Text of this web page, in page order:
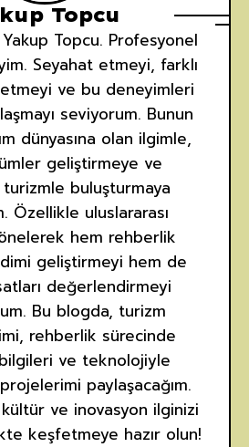
Topcu
Topcu. Profesyonel
Seyahat etmeyi, farklı
ve bu deneyimleri
seviyorum. Bunun
dünyasına olan ilgimle,
geliştirmeye ve
buluşturmaya
Özellikle uluslararası
hem rehberlik
geliştirmeyi hem de
değerlendirmeyi
Bu blogda, turizm
rehberlik sürecinde
ve teknolojiyle
paylaşacağım.
ve inovasyon ilginizi
keşfetmeye hazır olun!